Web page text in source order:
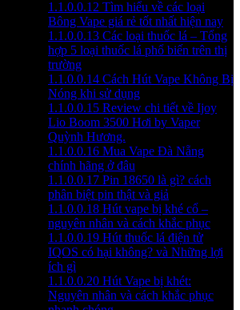
1.1.0.0.12 Tìm hiểu về các loại
Bông Vape giá rẻ tốt nhất hiện nay
1.1.0.0.13 Các loại thuốc lá – Tổng
hợp 5 loại thuốc lá phổ biến trên thị
trường
1.1.0.0.14 Cách Hút Vape Không Bị
Nóng khi sử dụng
1.1.0.0.15 Review chi tiết về Ijoy
Lio Boom 3500 Hơi by Vaper
Quỳnh Hương.
1.1.0.0.16 Mua Vape Đà Nẵng
chính hãng ở đâu
1.1.0.0.17 Pin 18650 là gì? cách
phân biệt pin thật và giả
1.1.0.0.18 Hút vape bị khé cổ –
nguyên nhân và cách khắc phục
1.1.0.0.19 Hút thuốc lá điện tử
IQOS có hại không? và Những lợi
ích gì
1.1.0.0.20 Hút Vape bị khét:
Nguyên nhân và cách khắc phục